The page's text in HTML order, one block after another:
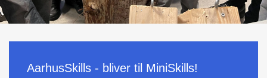
AarhusSkills - bliver til MiniSkills!